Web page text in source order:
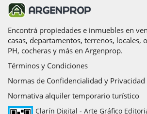
Encontrá propiedades e inmuebles en
casas, departamentos, terrenos, locales,
PH, cocheras y más en Argenprop.
Términos y Condiciones
Normas de Confidencialidad y Privacidad
Normativa alquiler temporario turístico
Clarín Digital - Arte Gráfico